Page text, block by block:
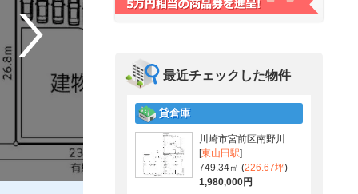
最近チェックした物件
貸倉庫
川崎市宮前区南野川
[東山田駅]
749.34㎡ (226.67坪)
1,980,000円